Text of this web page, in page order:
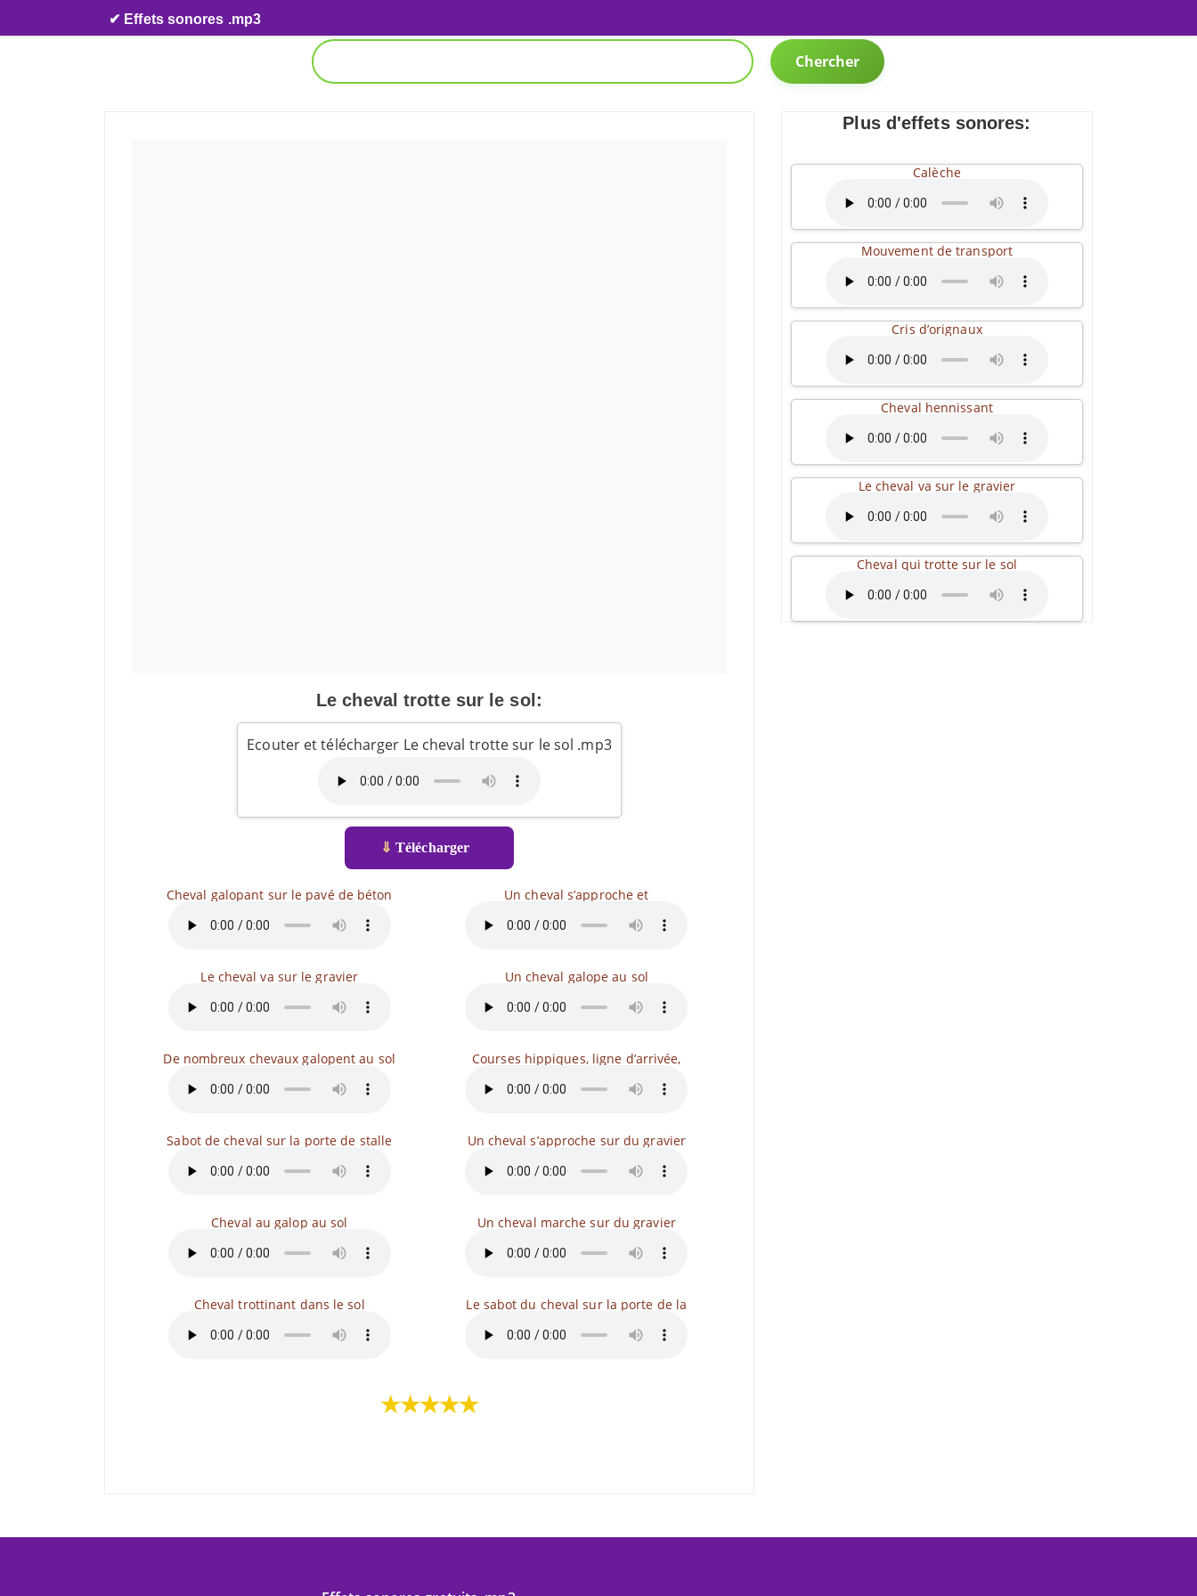
✔ Effets sonores .mp3
Chercher
Le cheval trotte sur le sol:
Ecouter et télécharger Le cheval trotte sur le sol .mp3
⇓ Télécharger
Cheval galopant sur le pavé de béton
Le cheval va sur le gravier
De nombreux chevaux galopent au sol
Sabot de cheval sur la porte de stalle
Cheval au galop au sol
Cheval trottinant dans le sol
Un cheval s’approche et
Un cheval galope au sol
Courses hippiques, ligne d’arrivée,
Un cheval s’approche sur du gravier
Un cheval marche sur du gravier
Le sabot du cheval sur la porte de la
★★★★★
Plus d'effets sonores:
Calèche
Mouvement de transport
Cris d’orignaux
Cheval hennissant
Le cheval va sur le gravier
Cheval qui trotte sur le sol